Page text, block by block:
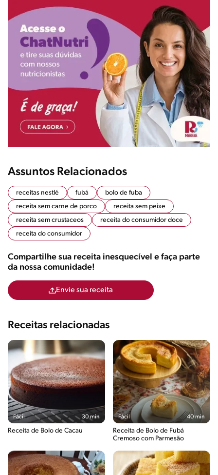
Assuntos Relacionados
receitas nestlé fubá
bolo de fuba
receita sem carne de porco
receita sem peixe
receita sem crustaceos
receita do consumidor doce
receita do consumidor
Compartilhe sua receita inesquecível e faça parte
da nossa comunidade!
Envie sua receita
Receitas relacionadas
Fácil 30 min
Receita de Bolo de Cacau
Fácil 40 min
Receita de Bolo de Fubá
Cremoso com Parmesão